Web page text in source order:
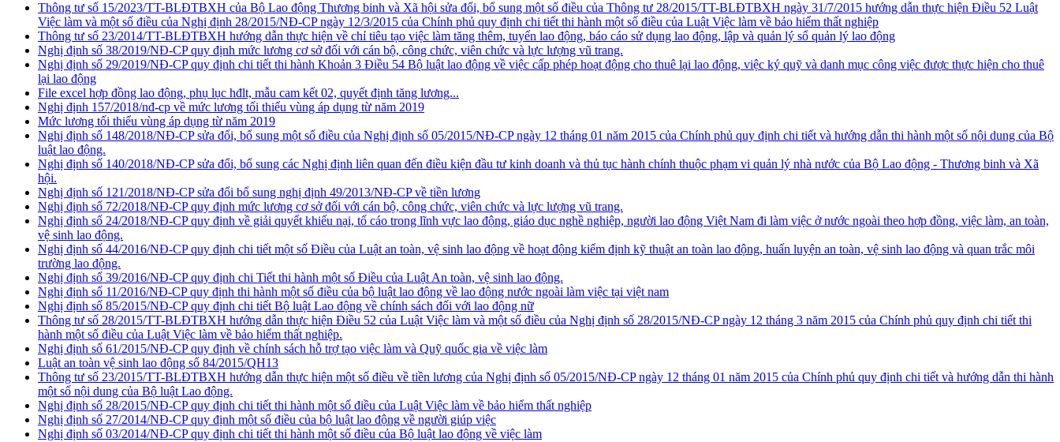
Thông tư số 15/2023/TT-BLĐTBXH của Bộ Lao động Thương binh và Xã hội sửa đổi, bổ sung một số điều của Thông tư 28/2015/TT-BLĐTBXH ngày 31/7/2015 hướng dẫn thực hiện Điều 52 Luật
Việc làm và một số điều của Nghị định 28/2015/NĐ-CP ngày 12/3/2015 của Chính phủ quy định chi tiết thi hành một số điều của Luật Việc làm về bảo hiểm thất nghiệp
Thông tư số 23/2014/TT-BLĐTBXH hướng dẫn thực hiện về chỉ tiêu tạo việc làm tăng thêm, tuyển lao động, báo cáo sử dụng lao động, lập và quản lý sổ quản lý lao động
Nghị định số 38/2019/NĐ-CP quy định mức lương cơ sở đối với cán bộ, công chức, viên chức và lực lượng vũ trang.
Nghị định số 29/2019/NĐ-CP quy định chi tiết thi hành Khoản 3 Điều 54 Bộ luật lao động về việc cấp phép hoạt động cho thuê lại lao động, việc ký quỹ và danh mục công việc được thực hiện cho thuê
lại lao động
File excel hợp đồng lao động, phụ lục hđlt, mẫu cam kết 02, quyết định tăng lương...
Nghị định 157/2018/nđ-cp về mức lương tối thiểu vùng áp dụng từ năm 2019
Mức lương tối thiểu vùng áp dụng từ năm 2019
Nghị định số 148/2018/NĐ-CP sửa đổi, bổ sung một số điều của Nghị định số 05/2015/NĐ-CP ngày 12 tháng 01 năm 2015 của Chính phủ quy định chi tiết và hướng dẫn thi hành một số nội dung của Bộ
luật lao động.
Nghị định số 140/2018/NĐ-CP sửa đổi, bổ sung các Nghị định liên quan đến điều kiện đầu tư kinh doanh và thủ tục hành chính thuộc phạm vi quản lý nhà nước của Bộ Lao động - Thương binh và Xã
hội.
Nghị định số 121/2018/NĐ-CP sửa đổi bổ sung nghị định 49/2013/NĐ-CP về tiền lương
Nghị định số 72/2018/NĐ-CP quy định mức lương cơ sở đối với cán bộ, công chức, viên chức và lực lượng vũ trang.
Nghị định số 24/2018/NĐ-CP quy định về giải quyết khiếu nại, tố cáo trong lĩnh vực lao động, giáo dục nghề nghiệp, người lao động Việt Nam đi làm việc ở nước ngoài theo hợp đồng, việc làm, an toàn,
vệ sinh lao động.
Nghị định số 44/2016/NĐ-CP quy định chi tiết một số Điều của Luật an toàn, vệ sinh lao động về hoạt động kiểm định kỹ thuật an toàn lao động, huấn luyện an toàn, vệ sinh lao động và quan trắc môi
trường lao động.
Nghị định số 39/2016/NĐ-CP quy định chi Tiết thi hành một số Điều của Luật An toàn, vệ sinh lao động.
Nghị định số 11/2016/NĐ-CP quy định thi hành một số điều của bộ luật lao động về lao động nước ngoài làm việc tại việt nam
Nghị định số 85/2015/NĐ-CP quy định chi tiết Bộ luật Lao động về chính sách đối với lao động nữ
Thông tư số 28/2015/TT-BLĐTBXH hướng dẫn thực hiện Điều 52 của Luật Việc làm và một số điều của Nghị định số 28/2015/NĐ-CP ngày 12 tháng 3 năm 2015 của Chính phủ quy định chi tiết thi
hành một số điều của Luật Việc làm về bảo hiểm thất nghiệp.
Nghị định số 61/2015/NĐ-CP quy định về chính sách hỗ trợ tạo việc làm và Quỹ quốc gia về việc làm
Luật an toàn vệ sinh lao động số 84/2015/QH13
Thông tư số 23/2015/TT-BLĐTBXH hướng dẫn thực hiện một số điều về tiền lương của Nghị định số 05/2015/NĐ-CP ngày 12 tháng 01 năm 2015 của Chính phủ quy định chi tiết và hướng dẫn thi hành
một số nội dung của Bộ luật Lao động.
Nghị định số 28/2015/NĐ-CP quy định chi tiết thi hành một số điều của Luật Việc làm về bảo hiểm thất nghiệp
Nghị định số 27/2014/NĐ-CP quy định một số điều của bộ luật lao động về người giúp việc
Nghị định số 03/2014/NĐ-CP quy định chi tiết thi hành một số điều của Bộ luật lao động về việc làm